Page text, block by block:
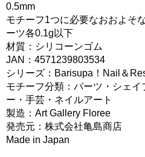
0.5mm
モチーフ1つに必要なおおよそ
ーツ各0.1g以下
材質：シリコーンゴム
JAN：4571239803534
シリーズ：Barisupa！Nail＆
モチーフ分類：パーツ・シェイ
ー・手芸・ネイルアート
製造：Art Gallery Floree
発売元：株式会社亀島商店
Made in Japan